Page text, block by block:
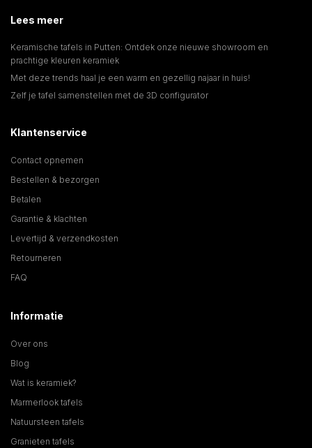
Lees meer
Keramische tafels in Putten: Ontdek onze nieuwe showroom en
prachtige kleuren keramiek
Met deze trends haal je een warm en gezellig najaar in huis!
Zelf je tafel samenstellen met de 3D configurator
Klantenservice
Contact opnemen
Bestellen & bezorgen
Betalen
Garantie & klachten
Levertijd & verzendkosten
Retourneren
FAQ
Informatie
Over ons
Blog
Wat is keramiek?
Marmerlook tafels
Natuursteen tafels
Granieten tafels